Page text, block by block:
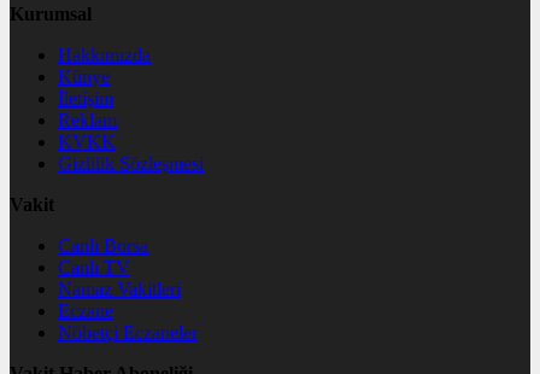
Kurumsal
Hakkımızda
Künye
İletişim
Reklam
KVKK
Gizlilik Sözleşmesi
Vakit
Canlı Borsa
Canlı TV
Namaz Vakitleri
Eczane
Nöbetçi Eczaneler